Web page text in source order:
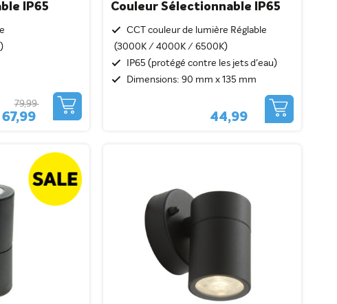
IP65
67,99
79,99
Couleur Sélectionnable IP65
CCT couleur de lumière Réglable
(3000K / 4000K / 6500K)
IP65 (protégé contre les jets d'eau)
Dimensions: 90 mm x 135 mm
44,99